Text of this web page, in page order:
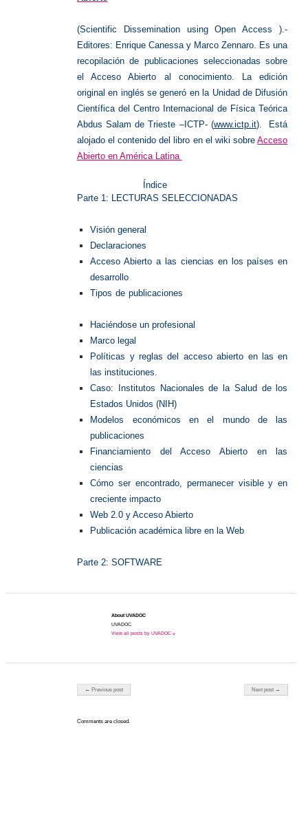
(Scientific Dissemination using Open Access ).-
Editores: Enrique Canessa y Marco Zennaro. Es una
recopilación de publicaciones seleccionadas sobre
el Acceso Abierto al conocimiento. La edición
original en inglés se generó en la Unidad de Difusión
Científica del Centro Internacional de Física Teórica
Abdus Salam de Trieste –ICTP- (www.ictp.it).
Está
alojado el contenido del libro en el wiki sobreAcceso
Abierto en América Latina
Índice
Parte 1: LECTURAS SELECCIONADAS
Visión general
Declaraciones
Acceso Abierto a las ciencias en los países en
desarrollo
Tipos de publicaciones
Haciéndose un profesional
Marco legal
Políticas y reglas del acceso abierto en las en
las instituciones.
Caso: Institutos Nacionales de la Salud de los
Estados Unidos (NIH)
Modelos económicos en el mundo de las
publicaciones
Financiamiento del Acceso Abierto en las
ciencias
Cómo ser encontrado, permanecer visible y en
creciente impacto
Web 2.0 y Acceso Abierto
Publicación académica libre en la Web
Parte 2: SOFTWARE
About UVADOC
UVADOC
View all posts by UVADOC »
Post navigation
← Previous post Next post →
Comments are closed.